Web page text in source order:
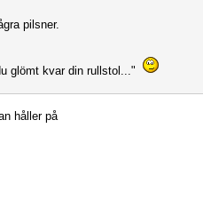
pilsner.
glömt kvar din rullstol..."
håller på